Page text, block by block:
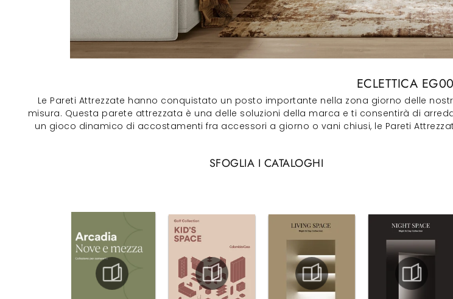
ECLETTICA
Le Pareti Attrezzate hanno conquistato un posto importante nella zona giorno delle
misura. Questa parete attrezzata è una delle soluzioni della marca e ti consentirà di
un gioco dinamico di accostamenti fra accessori a giorno o vani chiusi, le Pareti
SFOGLIA I CATALOGHI